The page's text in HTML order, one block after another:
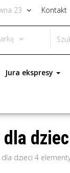
23 Kontakt
Jura ekspresy
dzieci 4